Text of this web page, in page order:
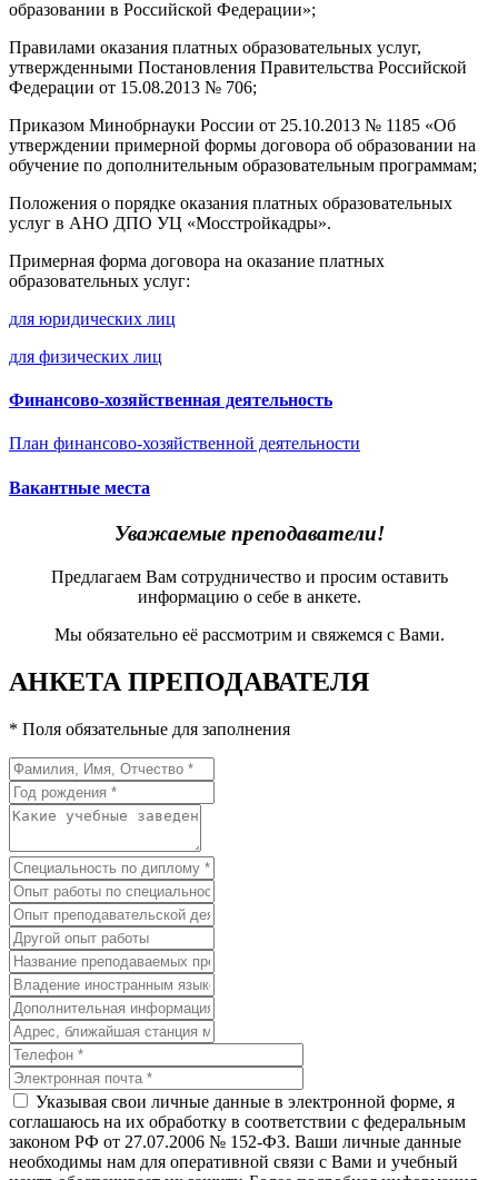
образовании в Российской Федерации»;
Правилами оказания платных образовательных услуг,
утвержденными Постановления Правительства Российской
Федерации от 15.08.2013 № 706;
Приказом Минобрнауки России от 25.10.2013 № 1185 «Об
утверждении примерной формы договора об образовании на
обучение по дополнительным образовательным программам;
Положения о порядке оказания платных образовательных
услуг в АНО ДПО УЦ «Мосстройкадры».
Примерная форма договора на оказание платных
образовательных услуг:
для юридических лиц
для физических лиц
Финансово-хозяйственная деятельность
План финансово-хозяйственной деятельности
Вакантные места
Уважаемые преподаватели!
Предлагаем Вам сотрудничество и просим оставить
информацию о себе в анкете.
Мы обязательно её рассмотрим и свяжемся с Вами.
АНКЕТА ПРЕПОДАВАТЕЛЯ
* Поля обязательные для заполнения
Указывая свои личные данные в электронной форме, я
соглашаюсь на их обработку в соответствии с федеральным
законом РФ от 27.07.2006 № 152-ФЗ. Ваши личные данные
необходимы нам для оперативной связи с Вами и учебный